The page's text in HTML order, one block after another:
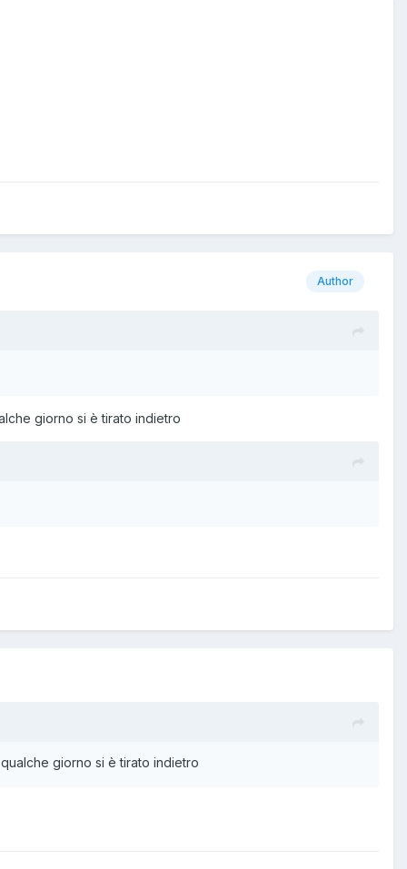
Author
giorno si è tirato indietro
giorno si è tirato indietro